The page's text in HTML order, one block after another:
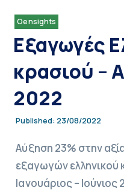
Oensights
Εξαγωγές
κρασιού –
2022
Published: 23/08/2022
Αύξηση 23% στην
εξαγωγών ελληνικού
Ιανουάριος –